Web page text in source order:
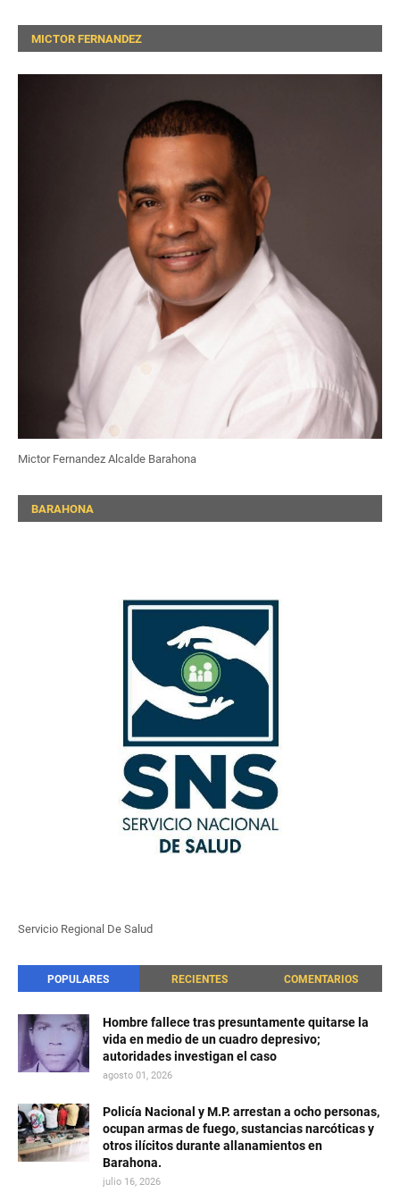
MICTOR FERNANDEZ
Mictor Fernandez Alcalde Barahona
BARAHONA
Servicio Regional De Salud
POPULARES RECIENTES COMENTARIOS
Hombre fallece tras presuntamente quitarse la
vida en medio de un cuadro depresivo;
autoridades investigan el caso
agosto 01, 2026
Policía Nacional y M.P. arrestan a ocho personas,
ocupan armas de fuego, sustancias narcóticas y
otros ilícitos durante allanamientos en
Barahona.
julio 16, 2026